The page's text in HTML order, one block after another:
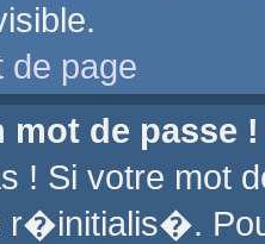
de page
de passe !
! Si votre